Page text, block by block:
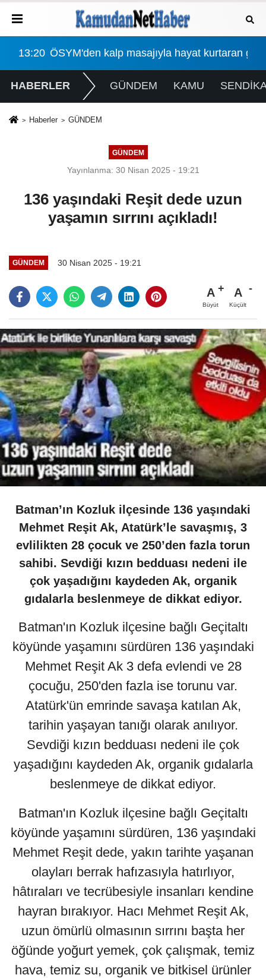
gözetmen öğretmen için karar: Ödül beklerken ceza
00:43 Okullara 30 Bin Güvenlik Görevlisi Alınacak:
HABERLER GÜNDEM KAMU
Haberler GÜNDEM
GÜNDEM
Yayınlanma: 30 Nisan 2025 - 19:21
136 yaşındaki Reşit dede uzun
yaşamın sırrını açıkladı!
GÜNDEM 30 Nisan 2025 - 19:21
A
Büyüt
A
Küçült
Batman’ın Kozluk ilçesinde 136 yaşındaki
Mehmet Reşit Ak, Atatürk’le savaşmış, 3
evlilikten 28 çocuk ve 250’den fazla torun
sahibi. Sevdiği kızın bedduası nedeni ile
çok yaşadığını kaydeden Ak, organik
gıdalarla beslenmeye de dikkat ediyor.
Batman'ın Kozluk ilçesine bağlı Geçitaltı
köyünde yaşamını sürdüren 136 yaşındaki
Mehmet Reşit Ak 3 defa evlendi ve 28
çocuğu, 250'den fazla ise torunu var.
Atatürk'ün emrinde savaşa katılan Ak,
tarihin yaşayan tanığı olarak anılıyor.
Sevdiği kızın bedduası nedeni ile çok
yaşadığını kaydeden Ak, organik gıdalarla
beslenmeye de dikkat ediyor.
Batman'ın Kozluk ilçesine bağlı Geçitaltı
köyünde yaşamını sürdüren, 136 yaşındaki
Mehmet Reşit dede, yakın tarihte yaşanan
olayları berrak hafızasıyla hatırlıyor,
hâtıraları ve tecrübesiyle insanları kendine
hayran bırakıyor. Hacı Mehmet Reşit Ak,
uzun ömürlü olmasının sırrını başta her
öğünde yoğurt yemek, çok çalışmak, temiz
hava, temiz su, organik ve bitkisel ürünler